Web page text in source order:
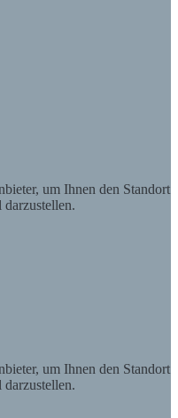
um Ihnen den Standort
um Ihnen den Standort